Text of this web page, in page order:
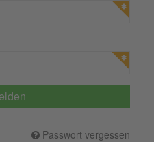
Passwort vergessen